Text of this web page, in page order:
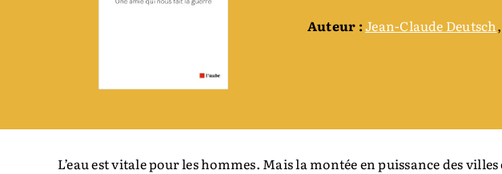
Auteur :Jean-Claude Deutsch
L’eau est vitale pour les hommes. Mais la montée en puissance des